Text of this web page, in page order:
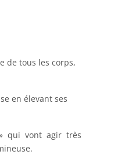
de tous les corps,
en élevant ses
qui vont agir très